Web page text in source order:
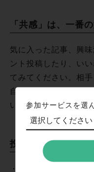
「共感」は、一番
気に入った記事、興
ント投稿したり、い
てみてください。相
自身も共感される、
い。
投稿について
・リアルタイムで投稿
参加サービスを選